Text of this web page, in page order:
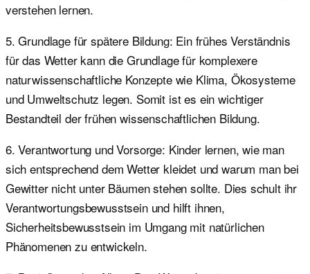
verstehen lernen.
5. Grundlage für spätere Bildung: Ein frühes Verständnis
für das Wetter kann die Grundlage für komplexere
naturwissenschaftliche Konzepte wie Klima, Ökosysteme
und Umweltschutz legen. Somit ist es ein wichtiger
Bestandteil der frühen wissenschaftlichen Bildung.
6. Verantwortung und Vorsorge: Kinder lernen, wie man
sich entsprechend dem Wetter kleidet und warum man bei
Gewitter nicht unter Bäumen stehen sollte. Dies schult ihr
Verantwortungsbewusstsein und hilft ihnen,
Sicherheitsbewusstsein im Umgang mit natürlichen
Phänomenen zu entwickeln.